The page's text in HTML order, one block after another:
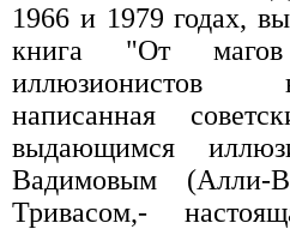
1966 и 1979 годах,
книга "От
написанная
выдающимся
Вадимовым
Тривасом,-